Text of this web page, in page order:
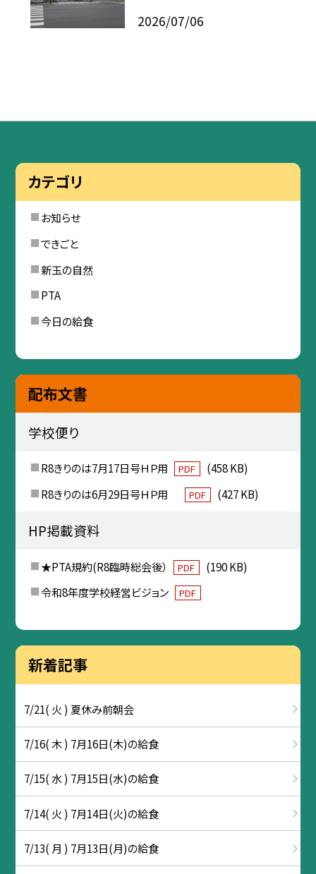
2026/07/06
カテゴリ
お知らせ
できごと
新玉の自然
PTA
今日の給食
配布文書
学校便り
R8きりのは7月17日号ＨＰ用 PDF
(458 KB)
R8きりのは6月29日号ＨＰ用
PDF (427 KB)
HP掲載資料
★PTA規約(R8臨時総会後） PDF
(190 KB)
令和8年度学校経営ビジョン
PDF
新着記事
7/21( 火 ) 夏休み前朝会
7/16( 木 ) 7月16日(木)の給食
7/15( 水 ) 7月15日(水)の給食
7/14( 火 ) 7月14日(火)の給食
7/13( 月 ) 7月13日(月)の給食